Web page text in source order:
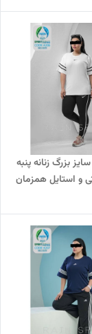
بزرگ زنانه پنبه
و استایل همزمان